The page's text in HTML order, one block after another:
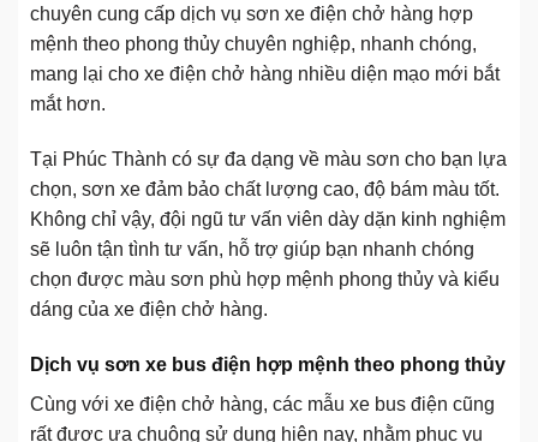
chuyên cung cấp dịch vụ sơn xe điện chở hàng hợp
mệnh theo phong thủy chuyên nghiệp, nhanh chóng,
mang lại cho xe điện chở hàng nhiều diện mạo mới bắt
mắt hơn.
Tại Phúc Thành có sự đa dạng về màu sơn cho bạn lựa
chọn, sơn xe đảm bảo chất lượng cao, độ bám màu tốt.
Không chỉ vậy, đội ngũ tư vấn viên dày dặn kinh nghiệm
sẽ luôn tận tình tư vấn, hỗ trợ giúp bạn nhanh chóng
chọn được màu sơn phù hợp mệnh phong thủy và kiểu
dáng của xe điện chở hàng.
Dịch vụ sơn xe bus điện hợp mệnh theo phong thủy
Cùng với xe điện chở hàng, các mẫu xe bus điện cũng
rất được ưa chuộng sử dụng hiện nay, nhằm phục vụ